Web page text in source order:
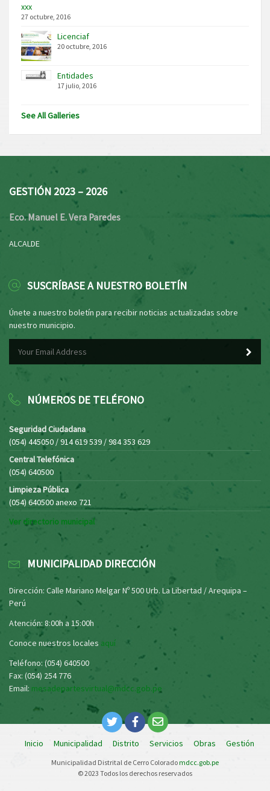
xxx
27 octubre, 2016
Licenciaf
20 octubre, 2016
Entidades
17 julio, 2016
See All Galleries
GESTIÓN 2023 – 2026
Eco. Manuel E. Vera Paredes
ALCALDE
SUSCRÍBASE A NUESTRO BOLETÍN
Únete a nuestro boletín para recibir noticias actualizadas sobre
nuestro municipio.
NÚMEROS DE TELÉFONO
Seguridad Ciudadana
(054) 445050 / 914 619 539 / 984 353 629
Central Telefónica
(054) 640500
Limpieza Pública
(054) 640500 anexo 721
Ver directorio municipal
MUNICIPALIDAD DIRECCIÓN
Dirección: Calle Mariano Melgar Nº 500 Urb. La Libertad / Arequipa –
Perú
Atención: 8:00h a 15:00h
Conoce nuestros locales aquí
Teléfono: (054) 640500
Fax: (054) 254 776
Email: mesadepartesvirtual@mdcc.gob.pe
Inicio Municipalidad Distrito Servicios Obras Gestión
Municipalidad Distrital de Cerro Coloradomdcc.gob.pe
© 2023 Todos los derechos reservados